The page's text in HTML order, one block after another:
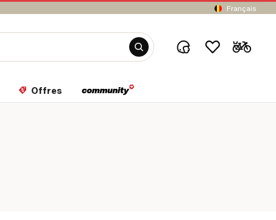
Français
Offres